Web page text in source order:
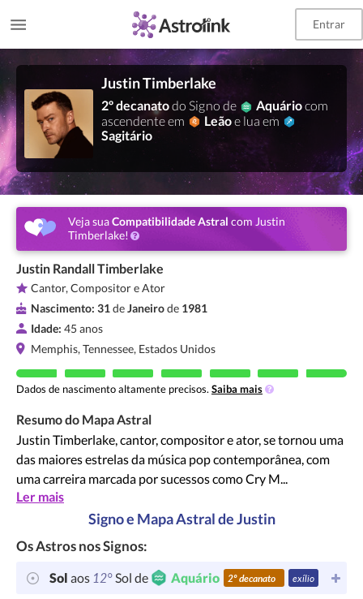
Entrar
Justin Timberlake
2º decanatodo Signo de Aquáriocom
ascendente em
Leãoe lua em
Sagitário
Veja suaCompatibilidade Astral com Justin
Timberlake!
Justin Randall Timberlake
Cantor, Compositor e Ator
Nascimento: 31deJaneirode 1981
Idade: 45 anos
Memphis, Tennessee, Estados Unidos
Dados de nascimento altamente precisos. Saiba mais
Resumo do Mapa Astral
Justin Timberlake, cantor, compositor e ator, se tornou uma
das maiores estrelas da música pop contemporânea, com
uma carreira marcada por sucessos como Cry M...
Ler mais
Signo e Mapa Astral de Justin
Os Astros nos Signos:
Sol aos 12°Sol de Aquário 2º decanato exílio